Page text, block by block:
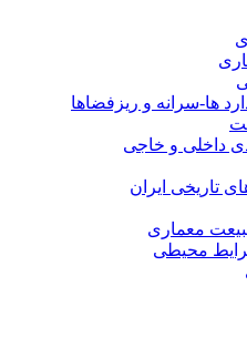
ها-سرانه و ریزفضاها
داخلی و خاجی
تاریخی ایران
معماری
محیطی